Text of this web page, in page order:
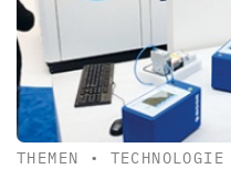
THEMEN • TECHNOLOGIE